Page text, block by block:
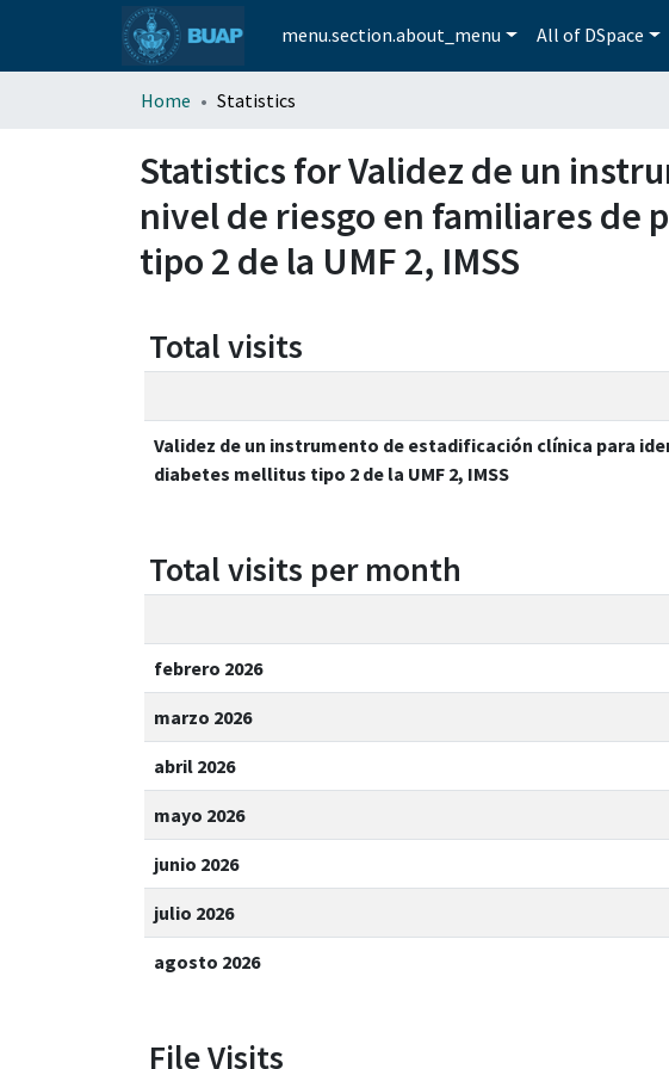
menu.section.about_menu All of DSpace
Home Statistics
Statistics for Validez de un
nivel de riesgo en familiares de
tipo 2 de la UMF 2, IMSS
Total visits
Validez de un instrumento de estadificación clínica para
diabetes mellitus tipo 2 de la UMF 2, IMSS
Total visits per month
febrero 2026
marzo 2026
abril 2026
mayo 2026
junio 2026
julio 2026
agosto 2026
File Visits